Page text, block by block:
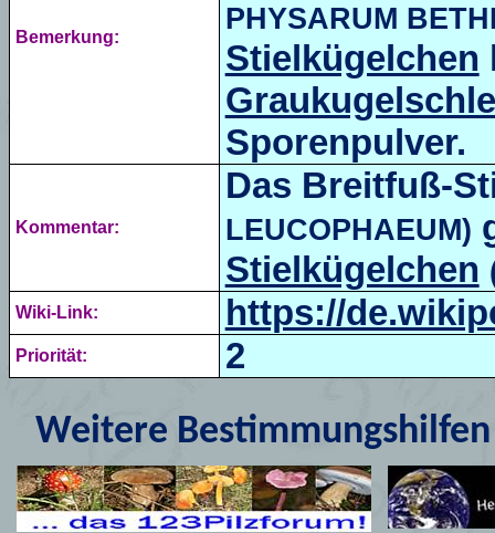
Bemerkung:
PHYSARUM
Stielkügelchen
Sporenpulver.
Kommentar:
Das Breitfuß-
LEUCOPHAEUM)
Stielkügelchen
Wiki-Link: https://
Priorität: 2
Weitere